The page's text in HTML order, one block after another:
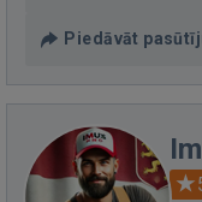
Piedāvāt